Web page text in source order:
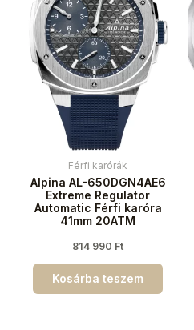
Férfi karórák
Alpina AL-650DGN4AE6
Extreme Regulator
Automatic Férfi karóra
41mm 20ATM
814 990 Ft
Kosárba teszem